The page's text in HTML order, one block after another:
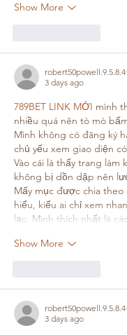
Show More
3 days ago
789BET LINK MỚI mình
nhiều quá nên tò mò
Mình không có đăng ký
chủ yếu xem giao diện
Vào cái là thấy trang làm
không bị dồn dập nên
Mấy mục được chia
hiểu, kiểu ai chỉ xem
lạc. Mình thích nhất là
Show More
3 days ago